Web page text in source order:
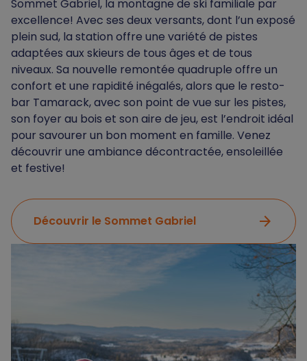
Sommet Gabriel, la montagne de ski familiale par
excellence! Avec ses deux versants, dont l’un exposé
plein sud, la station offre une variété de pistes
adaptées aux skieurs de tous âges et de tous
niveaux. Sa nouvelle remontée quadruple offre un
confort et une rapidité inégalés, alors que le resto-
bar Tamarack, avec son point de vue sur les pistes,
son foyer au bois et son aire de jeu, est l’endroit idéal
pour savourer un bon moment en famille. Venez
découvrir une ambiance décontractée, ensoleillée
et festive!
Découvrir le Sommet Gabriel arrow_forward